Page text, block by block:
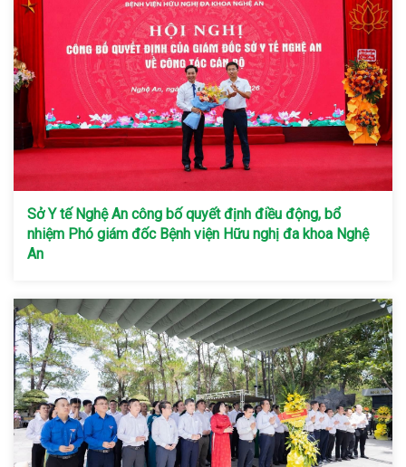
Sở Y tế Nghệ An công bố quyết định điều động, bổ
nhiệm Phó giám đốc Bệnh viện Hữu nghị đa khoa Nghệ
An